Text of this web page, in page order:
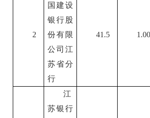
2
国建设
银行股
份有限
公司江
苏省分
行
41.5 1.00
江
苏银行